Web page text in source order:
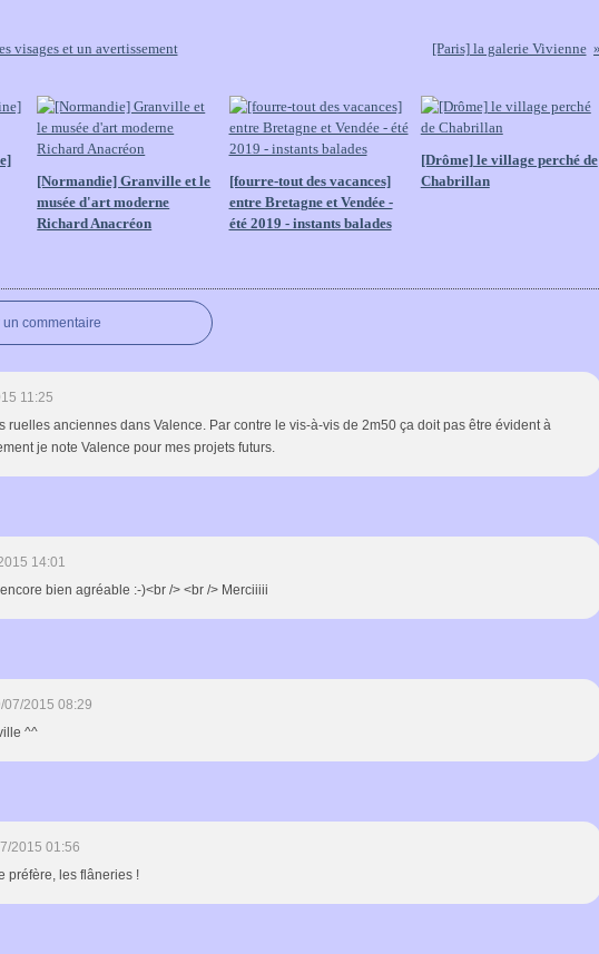
visages et un avertissement [Paris] la galerie Vivienne
[Normandie] Granville et le
musée d'art moderne
Richard Anacréon
[fourre-tout des vacances]
entre Bretagne et Vendée -
été 2019 - instants balades
[Drôme] le village perché de
Chabrillan
un commentaire
11:25
ruelles anciennes dans Valence. Par contre le vis-à-vis de 2m50 ça doit pas être évident à
je note Valence pour mes projets futurs.
14:01
bien agréable :-)<br /> <br /> Merciiiii
07/2015 08:29
^^
2015 01:56
préfère, les flâneries !